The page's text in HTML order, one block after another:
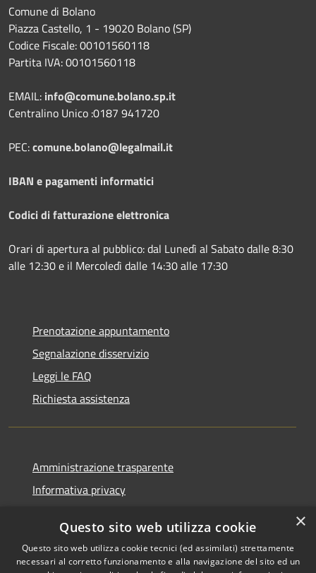
Comune di Bolano
Piazza Castello, 1 - 19020 Bolano (SP)
Codice Fiscale: 00101560118
Partita IVA: 00101560118
EMAIL: info@comune.bolano.sp.it
Centralino Unico :0187 941720
PEC:comune.bolano@legalmail.it
IBAN e pagamenti informatici
Codici di fatturazione elettronica
Orari di apertura al pubblico: dal Lunedì al Sabato dalle 8:30
alle 12:30 e il Mercoledì dalle 14:30 alle 17:30
Prenotazione appuntamento
Segnalazione disservizio
Leggi le FAQ
Richiesta assistenza
Amministrazione trasparente
Informativa privacy
Dichiarazione di accessibilità
×
Questo sito web utilizza cookie
Questo sito web utilizza cookie tecnici (ed assimilati) strettamente
necessari al corretto funzionamento e alla navigazione del sito ed un